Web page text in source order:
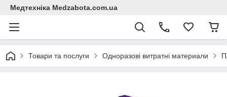
Медтехніка Medzabota.com.ua
Товари та послуги Одноразові витратні материали